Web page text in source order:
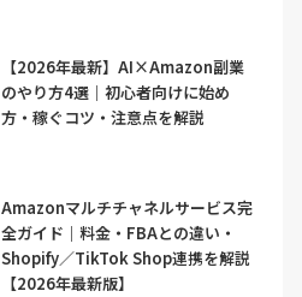
【2026年最新】AI×Amazon副業
のやり方4選｜初心者向けに始め
方・稼ぐコツ・注意点を解説
Amazonマルチチャネルサービス完
全ガイド｜料金・FBAとの違い・
Shopify／TikTok Shop連携を解説
【2026年最新版】